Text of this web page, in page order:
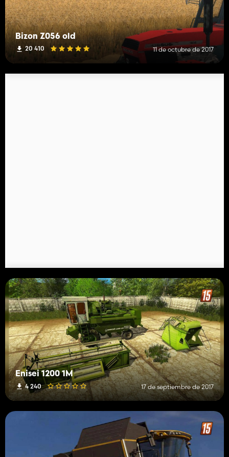
Bizon Z056 old
20 410 11 de octubre de 2017
Enisei 1200 1M
4 240 17 de septiembre de 2017